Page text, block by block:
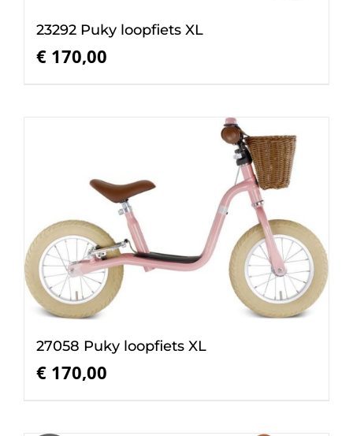
23292 Puky loopfiets XL
€ 170,00
27058 Puky loopfiets XL
€ 170,00